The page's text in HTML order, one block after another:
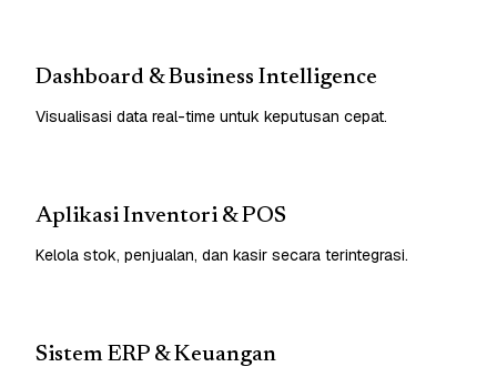
Dashboard & Business Intelligence
Visualisasi data real-time untuk keputusan cepat.
Aplikasi Inventori & POS
Kelola stok, penjualan, dan kasir secara terintegrasi.
Sistem ERP & Keuangan